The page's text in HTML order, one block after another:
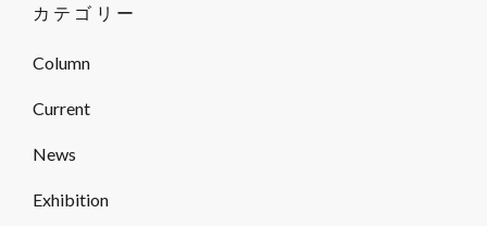
カテゴリー
Column
Current
News
Exhibition